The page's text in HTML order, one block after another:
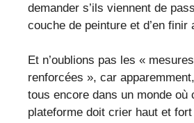
demander s’ils viennent de
couche de peinture et d’en finir
Et n’oublions pas les «
renforcées », car
tous encore dans un monde où
plateforme doit crier haut et